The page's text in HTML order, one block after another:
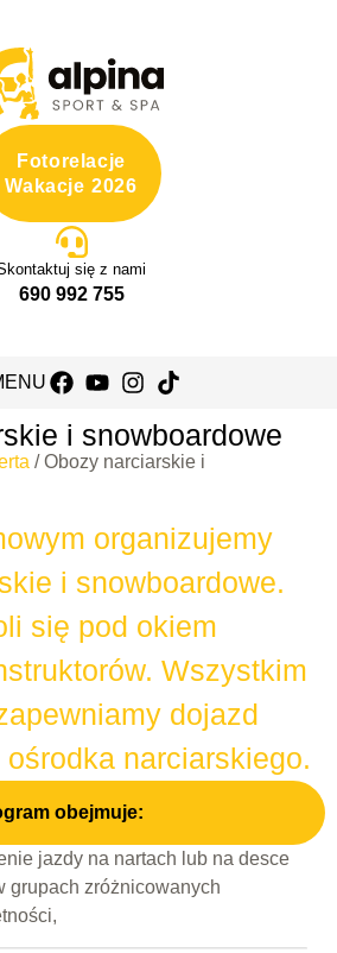
Fotorelacje
Wakacje 2026
się z nami
690 992 755
i snowboardowe
/Obozy narciarskie i
organizujemy
i snowboardowe.
się pod okiem
Wszystkim
dojazd
narciarskiego.
obejmuje:
jazdy na nartach lub na desce
grupach zróżnicowanych